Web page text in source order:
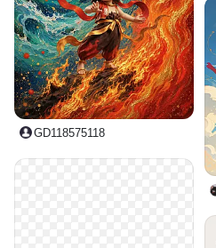
GD118575118